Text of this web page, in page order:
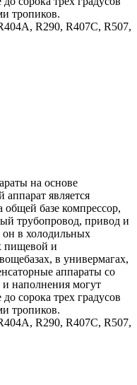
тропиков.
R290, R407C, R507,
на основе
является
общей базе компрессор,
трубопровод, привод и
он в холодильных
пищевой и
в универмагах,
аппараты со
наполнения могут
сорока трех градусов
тропиков.
R290, R407C, R507,